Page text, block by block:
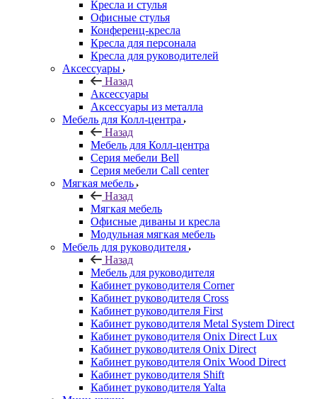
Кресла и стулья
Офисные стулья
Конференц-кресла
Кресла для персонала
Кресла для руководителей
Аксессуары
Назад
Аксессуары
Аксессуары из металла
Мебель для Колл-центра
Назад
Мебель для Колл-центра
Серия мебели Bell
Серия мебели Call center
Мягкая мебель
Назад
Мягкая мебель
Офисные диваны и кресла
Модульная мягкая мебель
Мебель для руководителя
Назад
Мебель для руководителя
Кабинет руководителя Corner
Кабинет руководителя Cross
Кабинет руководителя First
Кабинет руководителя Metal System Direct
Кабинет руководителя Onix Direct Lux
Кабинет руководителя Onix Direct
Кабинет руководителя Onix Wood Direct
Кабинет руководителя Shift
Кабинет руководителя Yalta